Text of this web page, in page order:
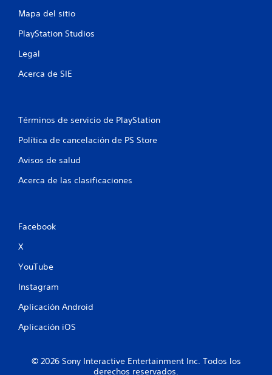
l
Mapa del sitio
PlayStation Studios
Legal
Acerca de SIE
Términos de servicio de PlayStation
Política de cancelación de PS Store
Avisos de salud
Acerca de las clasificaciones
Facebook
X
YouTube
Instagram
Aplicación Android
Aplicación iOS
© 2026 Sony Interactive Entertainment Inc. Todos los
derechos reservados.